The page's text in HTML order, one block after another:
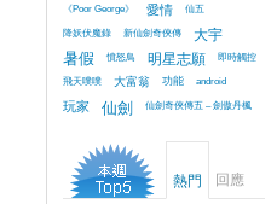
《Poor George》 愛情
仙五
降妖伏魔錄
新仙劍奇俠傳 大宇
暑假 憤怒鳥 明星志願
即時觸控
飛天噗噗
大富翁 功能 android
玩家 仙劍 仙劍奇俠傳五 – 劍傲丹楓
熱門 回應